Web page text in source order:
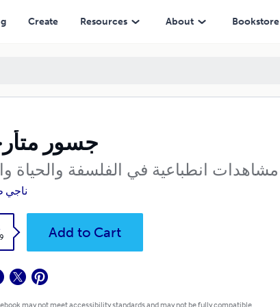
Create Resources About Bookstore
جسور
مشاهدات انطباعية في الفلسفة والحياة
ناجي
Add to Cart
may not meet accessibility standards and may not be fully compatible